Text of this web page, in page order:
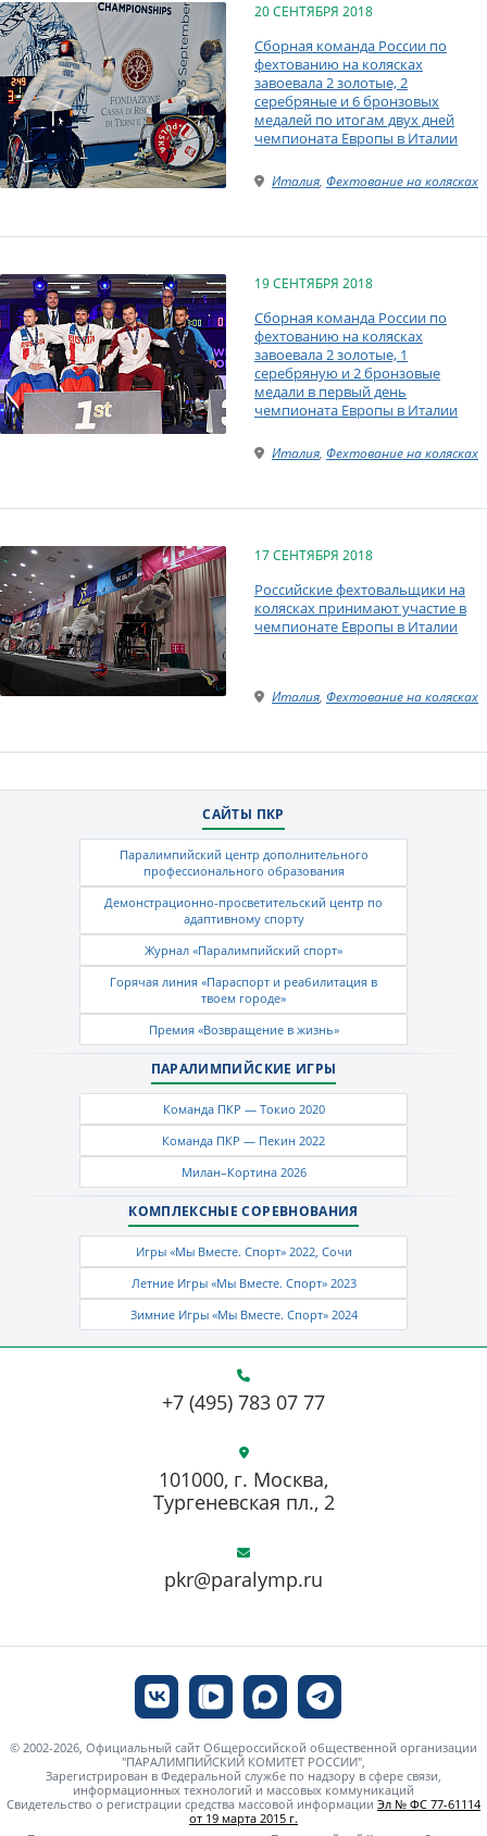
20 СЕНТЯБРЯ 2018
Сборная команда России по
фехтованию на колясках
завоевала 2 золотые, 2
серебряные и 6 бронзовых
медалей по итогам двух дней
чемпионата Европы в Италии
Италия, Фехтование на колясках
19 СЕНТЯБРЯ 2018
Сборная команда России по
фехтованию на колясках
завоевала 2 золотые, 1
серебряную и 2 бронзовые
медали в первый день
чемпионата Европы в Италии
Италия, Фехтование на колясках
17 СЕНТЯБРЯ 2018
Российские фехтовальщики на
колясках принимают участие в
чемпионате Европы в Италии
Италия, Фехтование на колясках
САЙТЫ ПКР
Паралимпийский центр дополнительного
профессионального образования
Демонстрационно-просветительский центр по
адаптивному спорту
Журнал «Паралимпийский спорт»
Горячая линия «Параспорт и реабилитация в
твоем городе»
Премия «Возвращение в жизнь»
ПАРАЛИМПИЙСКИЕ ИГРЫ
Команда ПКР — Токио 2020
Команда ПКР — Пекин 2022
Милан–Кортина 2026
КОМПЛЕКСНЫЕ СОРЕВНОВАНИЯ
Игры «Мы Вместе. Спорт» 2022, Сочи
Летние Игры «Мы Вместе. Спорт» 2023
Зимние Игры «Мы Вместе. Спорт» 2024
+7 (495) 783 07 77
pkr@paralymp.ru
101000, г. Москва,
Тургеневская пл., 2
© 2002-2026, Официальный сайт Общероссийской общественной организации
"ПАРАЛИМПИЙСКИЙ КОМИТЕТ РОССИИ",
Зарегистрирован в Федеральной службе по надзору в сфере связи,
информационных технологий и массовых коммуникаций
Свидетельство о регистрации средства массовой информации Эл № ФС 77-61114
от 19 марта 2015 г.